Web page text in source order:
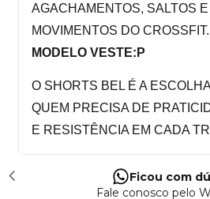
AGACHAMENTOS, SALTOS
MOVIMENTOS DO CROSSFIT.
MODELO VESTE:P
O SHORTS BEL É A
QUEM PRECISA DE
E RESISTÊNCIA EM CADA
Ficou com
Fale conosco pelo